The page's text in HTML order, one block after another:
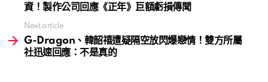
資！製作公司回應《正年》巨額虧損傳聞
Next article
G-Dragon、韓韶禧遭疑隔空放閃爆戀情！雙方所屬
社迅速回應：不是真的